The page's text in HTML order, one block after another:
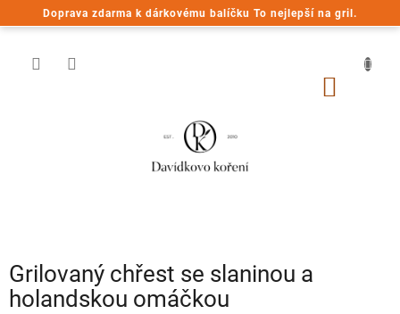
Doprava zdarma k dárkovému balíčku To nejlepší na gril.
na
Grilovaný chřest se slaninou a
holandskou omáčkou